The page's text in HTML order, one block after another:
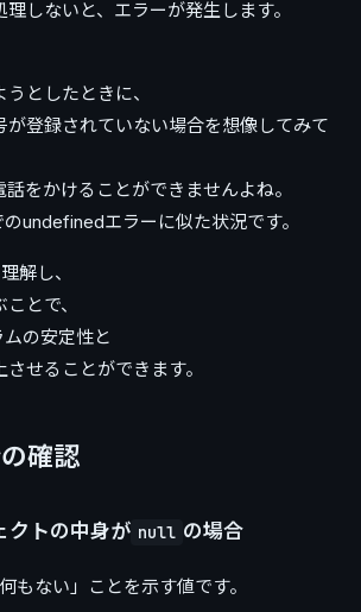
しないと、エラーが発生します。
としたときに、
が登録されていない場合を想像してみて
をかけることができませんよね。
undefinedエラーに似た状況です。
解し、
とで、
の安定性と
せることができます。
確認
クトの中身が null の場合
もない」ことを示す値です。